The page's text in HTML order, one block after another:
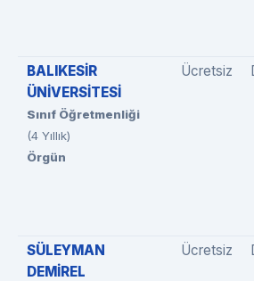
BALIKESİR
ÜNİVERSİTESİ
Sınıf Öğretmenliği
(4 Yıllık)
Örgün
Ücretsiz
SÜLEYMAN
DEMİREL
Ücretsiz